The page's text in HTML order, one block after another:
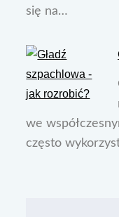
się na…
we
często